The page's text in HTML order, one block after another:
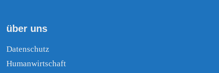
über uns
Datenschutz
Humanwirtschaft